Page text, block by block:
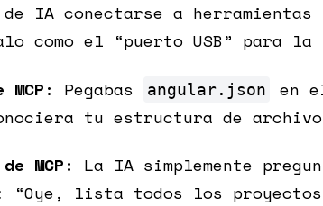
de IA conectarse a
como el “puerto USB” para la
Pegabas angular.json
en
tu estructura de
MCP:
La IA simplemente
“Oye, lista todos los